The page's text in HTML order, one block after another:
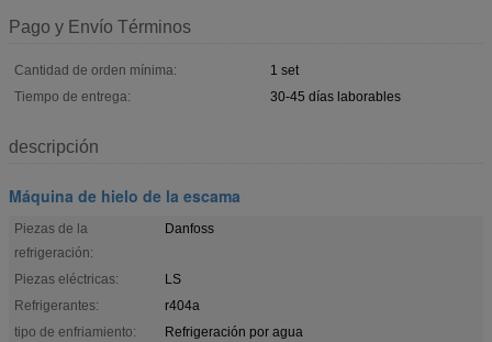
Pago y Envío Términos
Cantidad de orden mínima:
1 set
Tiempo de entrega:
30-45 días laborables
descripción
Máquina de hielo de la escama
Piezas de la
refrigeración:
Danfoss
Piezas eléctricas:
LS
Refrigerantes:
r404a
tipo de enfriamiento:
Refrigeración por agua